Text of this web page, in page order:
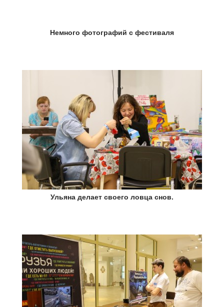
Немного фотографий с фестиваля
Ульяна делает своего ловца снов.